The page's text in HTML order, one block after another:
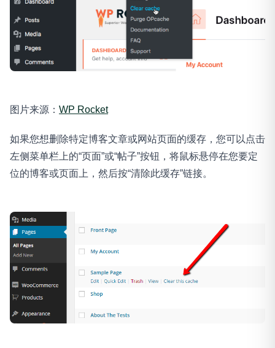
图片来源： WP Rocket
如果您想删除特定博客文章或网站页面的缓存，您可以点击
左侧菜单栏上的“页面”或“帖子”按钮，将鼠标悬停在您要定
位的博客或页面上，然后按“清除此缓存”链接。